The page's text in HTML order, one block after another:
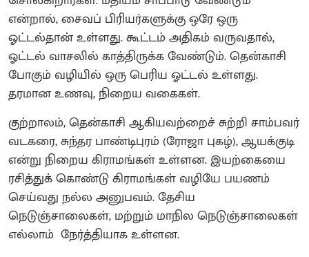
என்றால், சைவப் பிரியர்களுக்கு ஒரே ஒரு
ஓட்டல்தான் உள்ளது. கூட்டம் அதிகம் வருவதால்,
ஓட்டல் வாசலில் காத்திருக்க வேண்டும். தென்காசி
போகும் வழியில் ஒரு பெரிய ஓட்டல் உள்ளது.
தரமான உணவு, நிறைய வகைகள்.
குற்றாலம், தென்காசி ஆகியவற்றைச் சுற்றி சாம்பவர்
வடகரை, சுந்தர பாண்டிபுரம் (ரோஜா புகழ்), ஆயக்குடி
என்று நிறைய கிராமங்கள் உள்ளன. இயற்கையை
ரசித்துக் கொண்டு கிராமங்கள் வழியே பயணம்
செய்வது நல்ல அனுபவம். தேசிய
நெடுஞ்சாலைகள், மற்றும் மாநில நெடுஞ்சாலைகள்
எல்லாம் நேர்த்தியாக உள்ளன.